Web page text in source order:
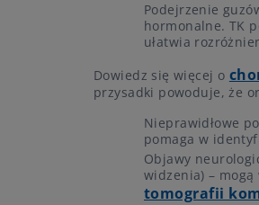
Podejrzenie
hormonalne. TK
ułatwia
Dowiedz się więcej o
przysadki powoduje, że
Nieprawidłowe
pomaga w
Objawy
widzenia) –
tomografii